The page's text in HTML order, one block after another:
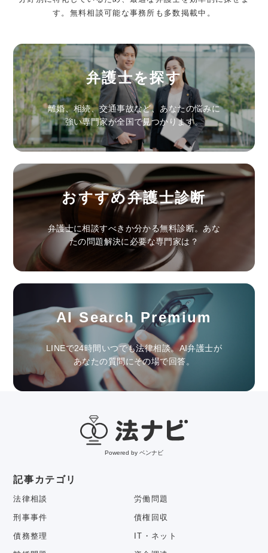
す。無料相談可能な事務所も多数掲載中。
弁護士を探す
離婚、相続、交通事故など、あなたの悩みに
強い専門家が全国で見つかります。
おすすめ弁護士診断
弁護士に相談すべきか分かる無料診断。あな
たの問題解決に必要な専門家は？
AI Search Premium
LINEで24時間いつでも法律相談。AI弁護士が
あなたの質問にその場で回答。
Powered by ベンナビ
記事カテゴリ
法律相談 労働問題
刑事事件 債権回収
債務整理 IT・ネット